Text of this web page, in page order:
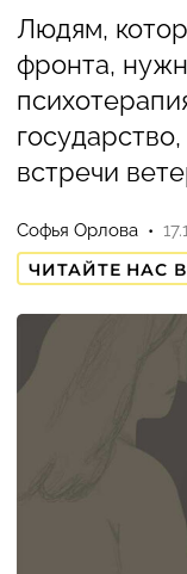
Людям,
фронта,
встречи
Софья Орлова
ЧИТАЙТЕ НАС В